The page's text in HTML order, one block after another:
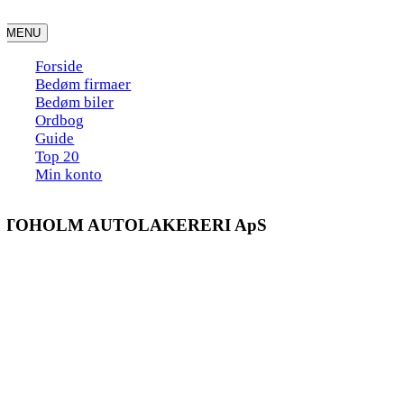
to
content
MENU
Forside
Bedøm firmaer
Bedøm biler
Ordbog
Guide
Top 20
Min konto
AUTOLAKERERI ApS